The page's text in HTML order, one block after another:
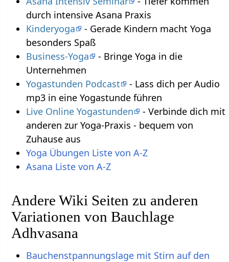
durch intensive Asana Praxis
Kinderyoga
- Gerade Kindern macht Yoga
besonders Spaß
Business-Yoga
- Bringe Yoga in die
Unternehmen
Yogastunden Podcast
- Lass dich per Audio
mp3 in eine Yogastunde führen
Live Online Yogastunden
- Verbinde dich mit
anderen zur Yoga-Praxis - bequem von
Zuhause aus
Yoga Übungen Liste von A-Z
Asana Liste von A-Z
Andere Wiki Seiten zu anderen
Variationen von Bauchlage
Adhvasana
Bauchenstpannungslage mit Stirn auf den